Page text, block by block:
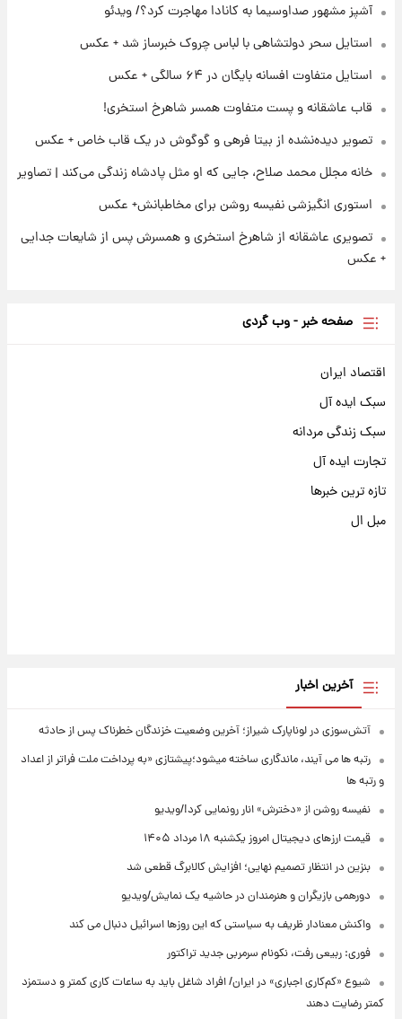
انقلاب/ویدیو
تصاویر عمامه بستن به شیوه خاتمی/ویدیو
آشپز مشهور صداوسیما به کانادا مهاجرت کرد؟/ ویدئو
استایل سحر دولتشاهی با لباس چروک خبرساز شد + عکس
استایل متفاوت افسانه بایگان در ۶۴ سالگی + عکس
قاب عاشقانه و پست متفاوت همسر شاهرخ استخری!
تصویر دیده‌نشده از بیتا فرهی و گوگوش در یک قاب خاص + عکس
خانه مجلل محمد صلاح، جایی که او مثل پادشاه زندگی می‌کند | تصاویر
استوری انگیزشی نفیسه روشن برای مخاطبانش+ عکس
تصویری عاشقانه از شاهرخ استخری و همسرش پس از شایعات جدایی
+ عکس
صفحه خبر - وب گردی
اقتصاد ایران
سبک ایده آل
سبک زندگی مردانه
تجارت ایده آل
تازه ترین خبرها
مبل ال
آخرین اخبار
آتش‌سوزی در لوناپارک شیراز؛ آخرین وضعیت خزندگان خطرناک پس از حادثه
رتبه ها می آیند، ماندگاری ساخته میشود؛پیشتازی «به پرداخت ملت فراتر از اعداد
و رتبه ها
نفیسه روشن از «دخترش» انار رونمایی کرد!/ویدیو
قیمت ارزهای دیجیتال امروز یکشنبه ۱۸ مرداد ۱۴۰۵
بنزین در انتظار تصمیم نهایی؛ افزایش کالابرگ قطعی شد
دورهمی بازیگران و هنرمندان در حاشیه یک نمایش/ویدیو
واکنش معنادار ظریف به سیاستی که این روزها اسرائیل دنبال می کند
فوری: ربیعی رفت، نکونام سرمربی جدید تراکتور
شیوع «کم‌کاری اجباری» در ایران/ افراد شاغل باید به ساعات کاری کمتر و دستمزد
کمتر رضایت دهند